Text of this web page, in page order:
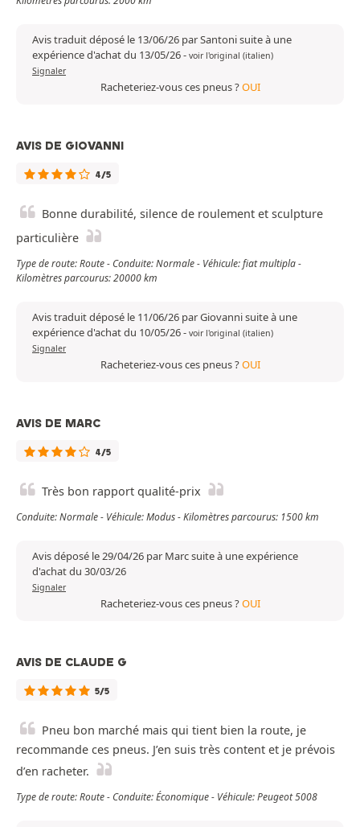
Avis traduit déposé le 13/06/26 par Santoni suite à une
expérience d'achat du 13/05/26- voir l'original (italien)
Signaler
Racheteriez-vous ces pneus ?OUI
AVIS DE GIOVANNI
4/5
Bonne durabilité, silence de roulement et sculpture
particulière
Type de route: Route - Conduite: Normale - Véhicule: fiat multipla -
Kilomètres parcourus: 20000 km
Avis traduit déposé le 11/06/26 par Giovanni suite à une
expérience d'achat du 10/05/26- voir l'original (italien)
Signaler
Racheteriez-vous ces pneus ?OUI
AVIS DE MARC
4/5
Très bon rapport qualité-prix
Conduite: Normale - Véhicule: Modus - Kilomètres parcourus: 1500 km
Avis déposé le 29/04/26 par Marc suite à une expérience
d'achat du 30/03/26
Signaler
Racheteriez-vous ces pneus ?OUI
AVIS DE CLAUDE G
5/5
Pneu bon marché mais qui tient bien la route, je
recommande ces pneus. J’en suis très content et je prévois
d’en racheter.
Type de route: Route - Conduite: Économique - Véhicule: Peugeot 5008